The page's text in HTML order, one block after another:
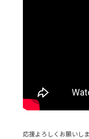
応援よろしくお願いし